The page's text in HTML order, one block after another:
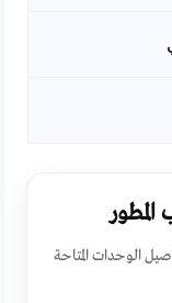
الوحدات المتاحة